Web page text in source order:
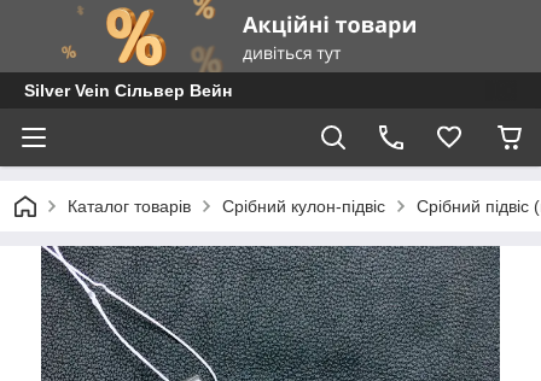
Silver Vein Сільвер Вейн
Каталог товарів Срібний кулон-підвіс Срібний підвіс